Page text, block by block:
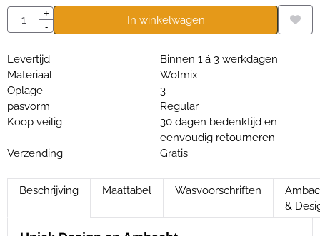
Aantal
+
-
In winkelwagen
Levertijd
Binnen 1 á 3 werkdagen
Materiaal
Wolmix
Oplage
3
pasvorm
Regular
Koop veilig
30 dagen bedenktijd en
eenvoudig retourneren
Verzending
Gratis
Beschrijving Maattabel Wasvoorschriften
&